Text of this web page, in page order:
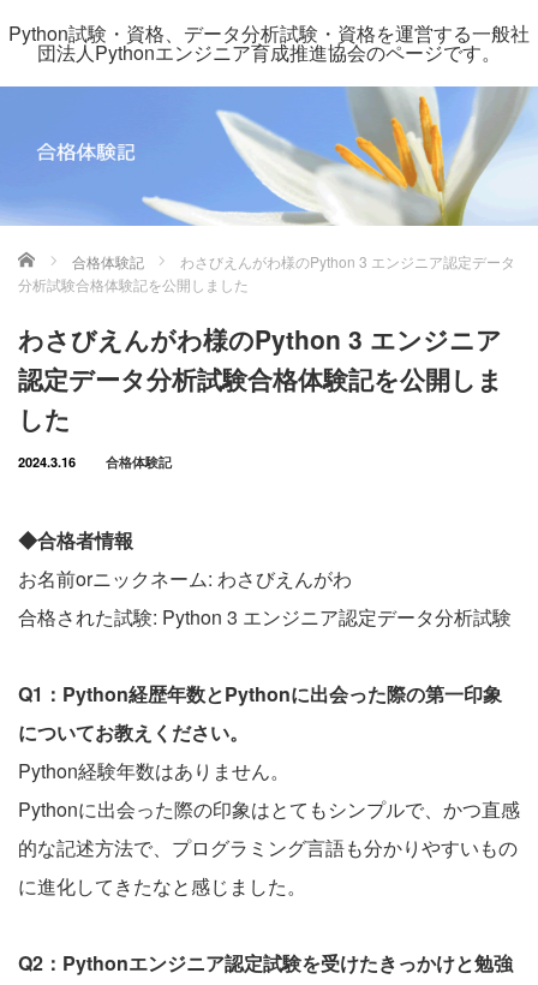
Python試験・資格、データ分析試験・資格を運営する一般社
団法人Pythonエンジニア育成推進協会のページです。
ホーム 合格体験記
わさびえんがわ様のPython 3 エンジニア認定データ
分析試験合格体験記を公開しました
わさびえんがわ様のPython 3 エンジニア
認定データ分析試験合格体験記を公開しま
した
2024.3.16 合格体験記
◆合格者情報
お名前orニックネーム: わさびえんがわ
合格された試験: Python 3 エンジニア認定データ分析試験
Q1：Python経歴年数とPythonに出会った際の第一印象
についてお教えください。
Python経験年数はありません。
Pythonに出会った際の印象はとてもシンプルで、かつ直感
的な記述方法で、プログラミング言語も分かりやすいもの
に進化してきたなと感じました。
Q2：Pythonエンジニア認定試験を受けたきっかけと勉強